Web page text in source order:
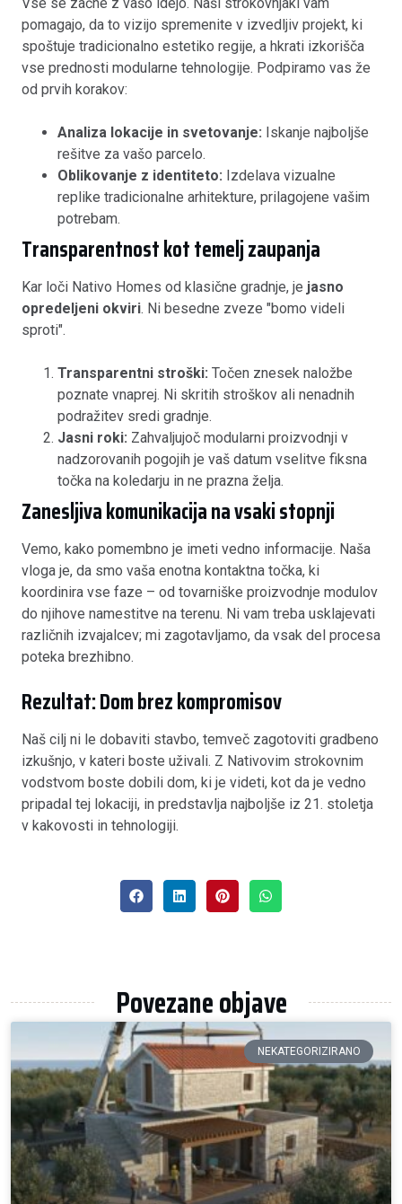
pomagajo, da to vizijo spremenite v izvedljiv projekt, ki
spoštuje tradicionalno estetiko regije, a hkrati izkorišča
vse prednosti modularne tehnologije. Podpiramo vas že
od prvih korakov:
Analiza lokacije in svetovanje: Iskanje najboljše
rešitve za vašo parcelo.
Oblikovanje z identiteto: Izdelava vizualne
replike tradicionalne arhitekture, prilagojene vašim
potrebam.
Transparentnost kot temelj zaupanja
Kar loči Nativo Homes od klasične gradnje, je jasno
opredeljeni okviri. Ni besedne zveze "bomo videli
sproti".
Transparentni stroški: Točen znesek naložbe
poznate vnaprej. Ni skritih stroškov ali nenadnih
podražitev sredi gradnje.
Jasni roki: Zahvaljujoč modularni proizvodnji v
nadzorovanih pogojih je vaš datum vselitve fiksna
točka na koledarju in ne prazna želja.
Zanesljiva komunikacija na vsaki stopnji
Vemo, kako pomembno je imeti vedno informacije. Naša
vloga je, da smo vaša enotna kontaktna točka, ki
koordinira vse faze – od tovarniške proizvodnje modulov
do njihove namestitve na terenu. Ni vam treba usklajevati
različnih izvajalcev; mi zagotavljamo, da vsak del procesa
poteka brezhibno.
Rezultat: Dom brez kompromisov
Naš cilj ni le dobaviti stavbo, temveč zagotoviti gradbeno
izkušnjo, v kateri boste uživali. Z Nativovim strokovnim
vodstvom boste dobili dom, ki je videti, kot da je vedno
pripadal tej lokaciji, in predstavlja najboljše iz 21. stoletja
v kakovosti in tehnologiji.
Povezane objave
NEKATEGORIZIRANO